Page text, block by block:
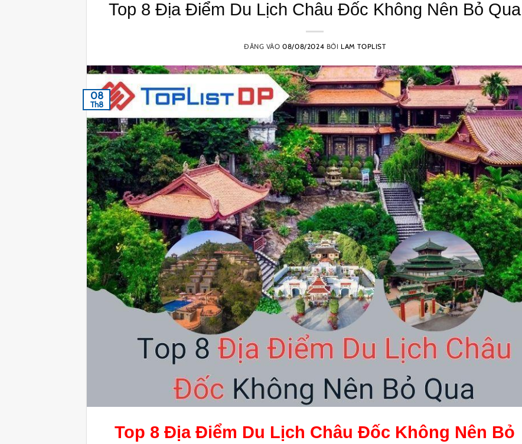
Top 8 Địa Điểm Du Lịch Châu Đốc Không Nên Bỏ Qua
ĐĂNG VÀO08/08/2024 BỞI LAM TOPLIST
08
Th8
Top 8Địa Điểm Du Lịch Châu Đốc Không Nên Bỏ